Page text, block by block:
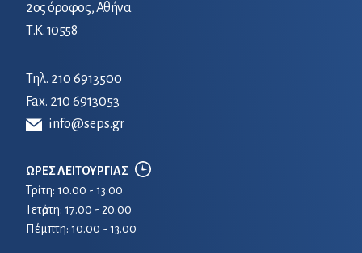
2ος όροφος, Αθήνα
Τ.Κ. 10558
Τηλ. 210 6913500
Fax. 210 6913053
info@seps.gr
ΩΡΕΣ ΛΕΙΤΟΥΡΓΙΑΣ
Τρίτη: 10.00 - 13.00
Τετἀρτη: 17.00 - 20.00
Πέμπτη: 10.00 - 13.00